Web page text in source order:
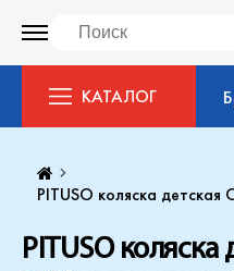
КАТАЛОГ
PITUSO коляска детская
PITUSO коляска